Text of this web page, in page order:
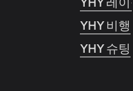
YHY 비행
YHY 슈팅